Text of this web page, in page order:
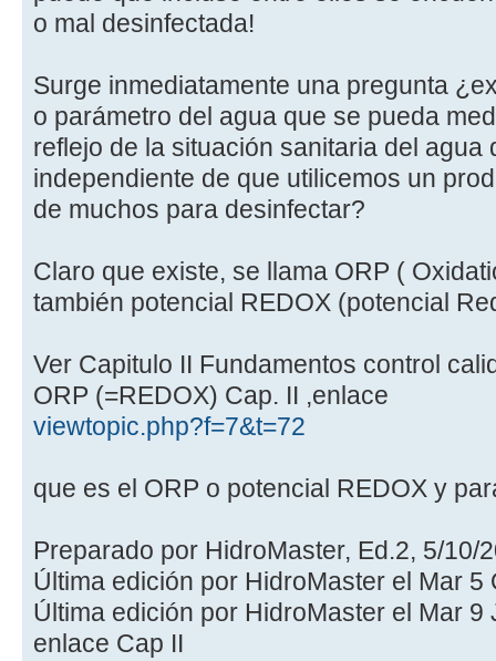
o mal desinfectada!
Surge inmediatamente una pregunta
o parámetro del agua que se pueda
reflejo de la situación sanitaria del agua
independiente de que utilicemos un
de muchos para desinfectar?
Claro que existe, se llama ORP (
también potencial REDOX (potencial
Ver Capitulo II Fundamentos control
ORP (=REDOX) Cap. II ,enlace
viewtopic.php?f=7&t=72
que es el ORP o potencial REDOX y
Preparado por HidroMaster, Ed.2, 5/10/
Última edición por HidroMaster el Mar 5
Última edición por HidroMaster el Mar 9
enlace Cap II